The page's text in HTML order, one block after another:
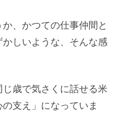
、かつての仕事仲間と
しいような、そんな感
歳で気さくに話せる米
支え」になっていま